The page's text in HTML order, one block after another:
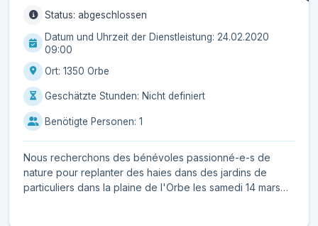
Status: abgeschlossen
Datum und Uhrzeit der Dienstleistung: 24.02.2020
09:00
Ort: 1350 Orbe
Geschätzte Stunden: Nicht definiert
Benötigte Personen: 1
Nous recherchons des bénévoles passionné-e-s de
nature pour replanter des haies dans des jardins de
particuliers dans la plaine de l'Orbe les samedi 14 mars